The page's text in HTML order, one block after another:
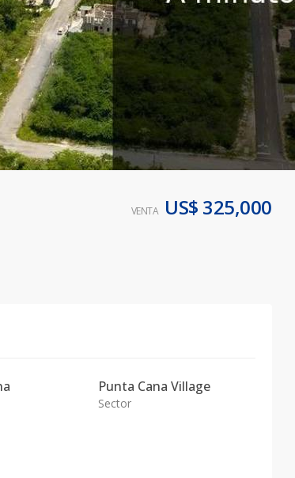
VENTA US$ 325,000
Punta Cana Village
Sector